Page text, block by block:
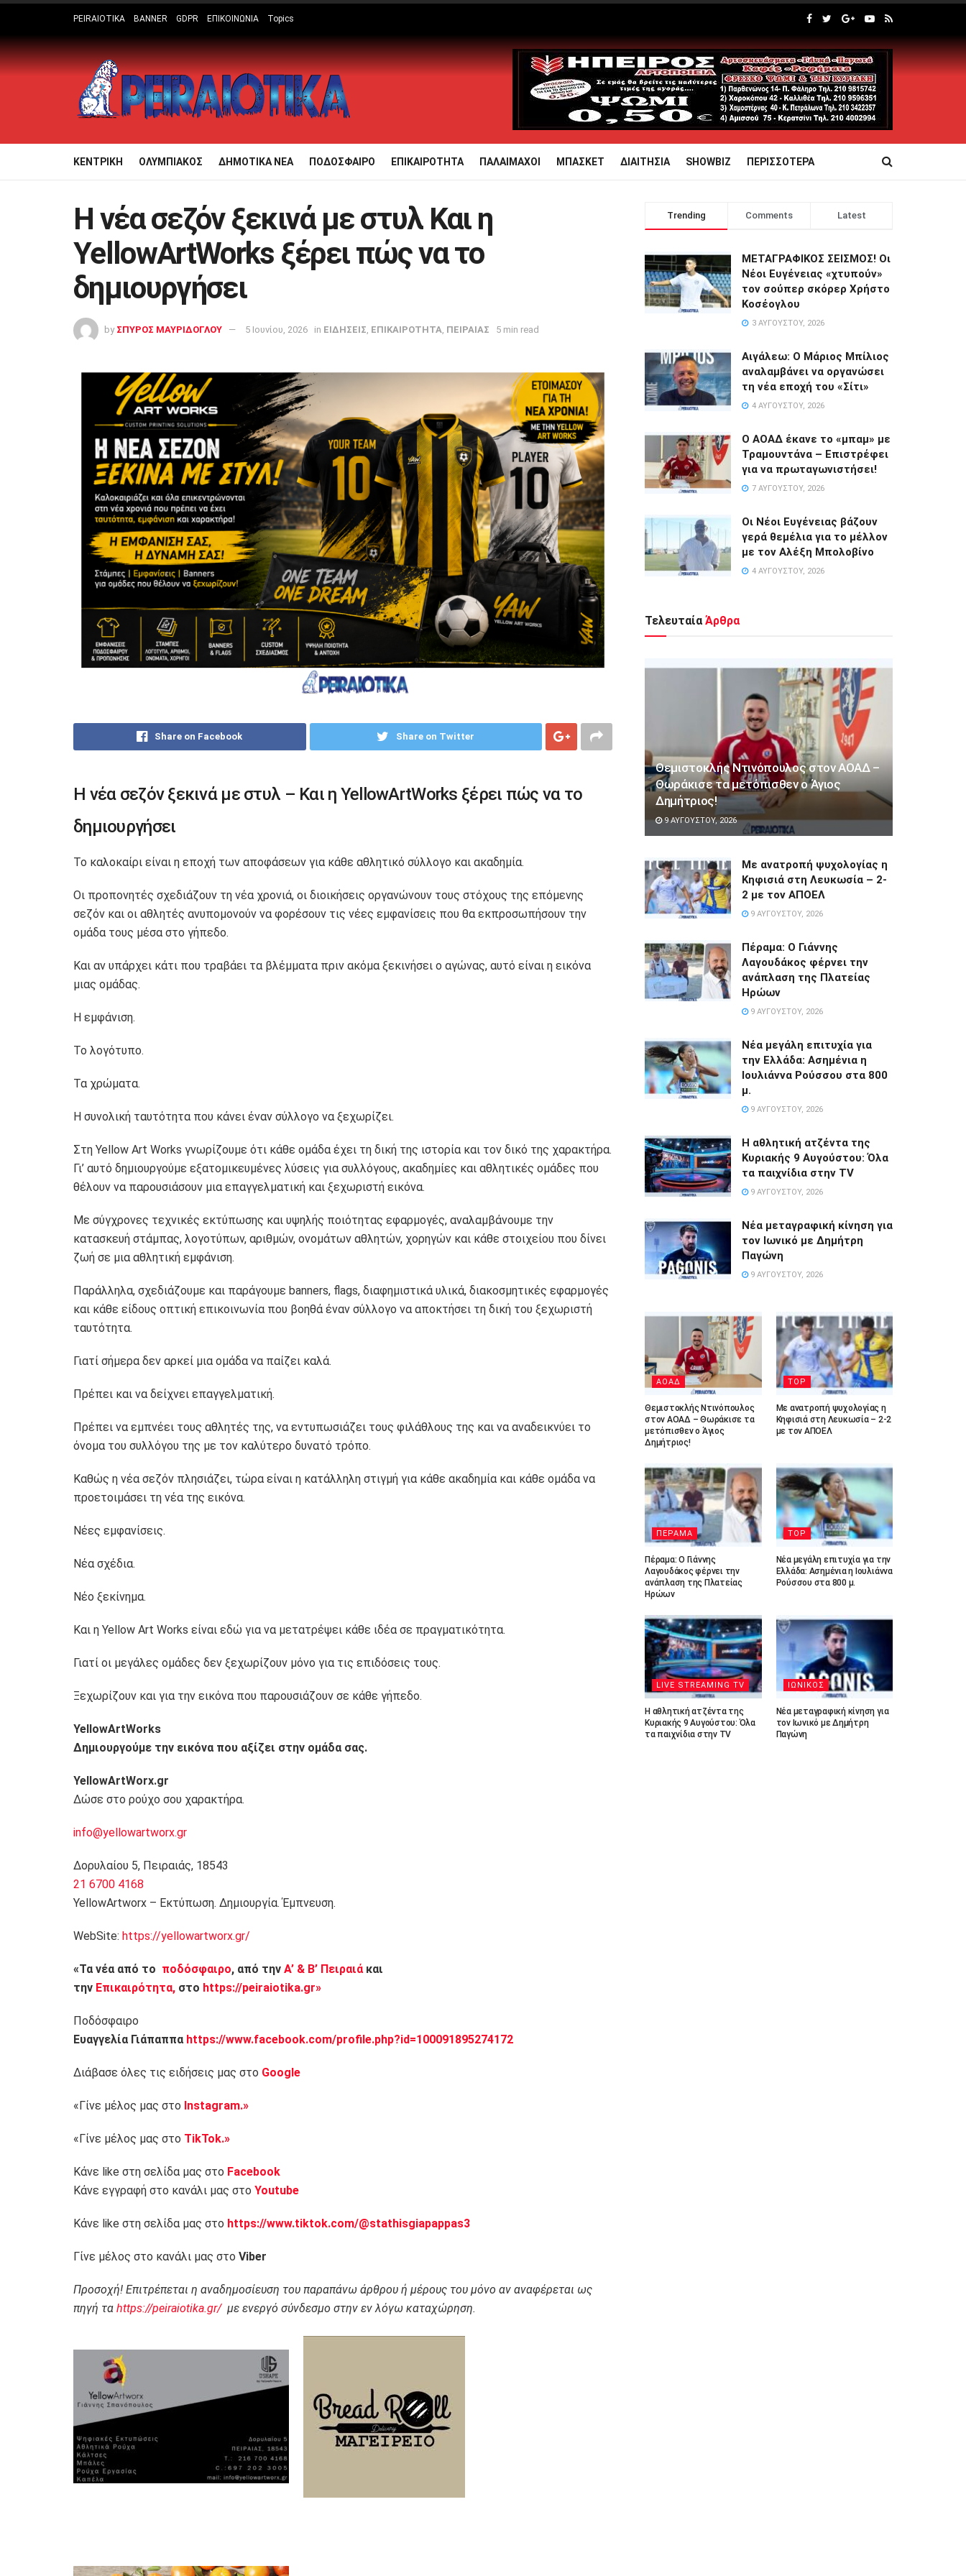
PEIRAIOTIKA BANNER GDPR ΕΠΙΚΟΙΝΩΝΙΑ Topics
ΚΕΝΤΡΙΚΗ ΟΛΥΜΠΙΑΚΟΣ ΔΗΜΟΤΙΚΑ ΝΕΑ ΠΟΔΟΣΦΑΙΡΟ ΕΠΙΚΑΙΡΟΤΗΤΑ ΠΑΛΑΙΜΑΧΟΙ ΜΠΑΣΚΕΤ ΔΙΑΙΤΗΣΙΑ SHOWBIZ ΠΕΡΙΣΣΟΤΕΡΑ
Η νέα σεζόν ξεκινά με στυλ Και η
YellowArtWorks ξέρει πώς να το
δημιουργήσει
by ΣΠΥΡΟΣ ΜΑΥΡΙΔΟΓΛΟΥ 5 Ιουνίου, 2026 in ΕΙΔΗΣΕΙΣ ΕΠΙΚΑΙΡΟΤΗΤΑ ΠΕΙΡΑΙΑΣ 5 min read
Share on Facebook Share on Twitter
Η νέα σεζόν ξεκινά με στυλ – Και η YellowArtWorks ξέρει πώς να το
δημιουργήσει
Το καλοκαίρι είναι η εποχή των αποφάσεων για κάθε αθλητικό σύλλογο και ακαδημία.
Οι προπονητές σχεδιάζουν τη νέα χρονιά, οι διοικήσεις οργανώνουν τους στόχους της επόμενης
σεζόν και οι αθλητές ανυπομονούν να φορέσουν τις νέες εμφανίσεις που θα εκπροσωπήσουν την
ομάδα τους μέσα στο γήπεδο.
Και αν υπάρχει κάτι που τραβάει τα βλέμματα πριν ακόμα ξεκινήσει ο αγώνας, αυτό είναι η εικόνα
μιας ομάδας.
Η εμφάνιση.
Το λογότυπο.
Τα χρώματα.
Η συνολική ταυτότητα που κάνει έναν σύλλογο να ξεχωρίζει.
Στη Yellow Art Works γνωρίζουμε ότι κάθε ομάδα έχει τη δική της ιστορία και τον δικό της χαρακτήρα.
Γι’ αυτό δημιουργούμε εξατομικευμένες λύσεις για συλλόγους, ακαδημίες και αθλητικές ομάδες που
θέλουν να παρουσιάσουν μια επαγγελματική και ξεχωριστή εικόνα.
Με σύγχρονες τεχνικές εκτύπωσης και υψηλής ποιότητας εφαρμογές, αναλαμβάνουμε την
κατασκευή στάμπας, λογοτύπων, αριθμών, ονομάτων αθλητών, χορηγών και κάθε στοιχείου που δίνει
ζωή σε μια αθλητική εμφάνιση.
Παράλληλα, σχεδιάζουμε και παράγουμε banners, flags, διαφημιστικά υλικά, διακοσμητικές εφαρμογές
και κάθε είδους οπτική επικοινωνία που βοηθά έναν σύλλογο να αποκτήσει τη δική του ξεχωριστή
ταυτότητα.
Γιατί σήμερα δεν αρκεί μια ομάδα να παίζει καλά.
Πρέπει και να δείχνει επαγγελματική.
Πρέπει να εμπνέει τους αθλητές της, να εντυπωσιάζει τους φιλάθλους της και να αναδεικνύει το
όνομα του συλλόγου της με τον καλύτερο δυνατό τρόπο.
Καθώς η νέα σεζόν πλησιάζει, τώρα είναι η κατάλληλη στιγμή για κάθε ακαδημία και κάθε ομάδα να
προετοιμάσει τη νέα της εικόνα.
Νέες εμφανίσεις.
Νέα σχέδια.
Νέο ξεκίνημα.
Και η Yellow Art Works είναι εδώ για να μετατρέψει κάθε ιδέα σε πραγματικότητα.
Γιατί οι μεγάλες ομάδες δεν ξεχωρίζουν μόνο για τις επιδόσεις τους.
Ξεχωρίζουν και για την εικόνα που παρουσιάζουν σε κάθε γήπεδο.
YellowArtWorks
Δημιουργούμε την εικόνα που αξίζει στην ομάδα σας.
YellowArtWorx.gr
Δώσε στο ρούχο σου χαρακτήρα.
info@yellowartworx.gr
Δορυλαίου 5, Πειραιάς, 18543
21 6700 4168
YellowArtworx – Εκτύπωση. Δημιουργία. Έμπνευση.
WebSite: https://yellowartworx.gr/
«Τα νέα από το ποδόσφαιρο, από την Α’ & Β’ Πειραιά και
την Επικαιρότητα, στο https://peiraiotika.gr»
Ποδόσφαιρο
Ευαγγελία Γιάπαππα https://www.facebook.com/profile.php?id=100091895274172
Διάβασε όλες τις ειδήσεις μας στο Google
«Γίνε μέλος μας στο Instagram.»
«Γίνε μέλος μας στο TikTok.»
Κάνε like στη σελίδα μας στο Facebook
Κάνε εγγραφή στο κανάλι μας στο Youtube
Κάνε like στη σελίδα μας στο https://www.tiktok.com/@stathisgiapappas3
Γίνε μέλος στο κανάλι μας στο Viber
Προσοχή! Επιτρέπεται η αναδημοσίευση του παραπάνω άρθρου ή μέρους του μόνο αν αναφέρεται ως
πηγή τα https://peiraiotika.gr/με ενεργό σύνδεσμο στην εν λόγω καταχώρηση.
Trending Comments Latest
ΜΕΤΑΓΡΑΦΙΚΟΣ ΣΕΙΣΜΟΣ! Οι
Νέοι Ευγένειας «χτυπούν»
τον σούπερ σκόρερ Χρήστο
Κοσέογλου
3 ΑΥΓΟΎΣΤΟΥ, 2026
Αιγάλεω: Ο Μάριος Μπίλιος
αναλαμβάνει να οργανώσει
τη νέα εποχή του «Σίτι»
4 ΑΥΓΟΎΣΤΟΥ, 2026
Ο ΑΟΑΔ έκανε το «μπαμ» με
Τραμουντάνα – Επιστρέφει
για να πρωταγωνιστήσει!
7 ΑΥΓΟΎΣΤΟΥ, 2026
Οι Νέοι Ευγένειας βάζουν
γερά θεμέλια για το μέλλον
με τον Αλέξη Μπολοβίνο
4 ΑΥΓΟΎΣΤΟΥ, 2026
Τελευταία Άρθρα
Θεμιστοκλής Ντινόπουλος στον ΑΟΑΔ –
Θωράκισε τα μετόπισθεν ο Άγιος
Δημήτριος!
9 ΑΥΓΟΎΣΤΟΥ, 2026
Με ανατροπή ψυχολογίας η
Κηφισιά στη Λευκωσία – 2-
2 με τον ΑΠΟΕΛ
9 ΑΥΓΟΎΣΤΟΥ, 2026
Πέραμα: Ο Γιάννης
Λαγουδάκος φέρνει την
ανάπλαση της Πλατείας
Ηρώων
9 ΑΥΓΟΎΣΤΟΥ, 2026
Νέα μεγάλη επιτυχία για
την Ελλάδα: Ασημένια η
Ιουλιάννα Ρούσσου στα 800
μ.
9 ΑΥΓΟΎΣΤΟΥ, 2026
Η αθλητική ατζέντα της
Κυριακής 9 Αυγούστου: Όλα
τα παιχνίδια στην TV
9 ΑΥΓΟΎΣΤΟΥ, 2026
Νέα μεταγραφική κίνηση για
τον Ιωνικό με Δημήτρη
Παγώνη
9 ΑΥΓΟΎΣΤΟΥ, 2026
ΑΟΑΔ
Θεμιστοκλής Ντινόπουλος
στον ΑΟΑΔ – Θωράκισε τα
μετόπισθεν ο Άγιος
Δημήτριος!
TOP
Με ανατροπή ψυχολογίας η
Κηφισιά στη Λευκωσία – 2-2
με τον ΑΠΟΕΛ
ΠΕΡΑΜΑ
Πέραμα: Ο Γιάννης
Λαγουδάκος φέρνει την
ανάπλαση της Πλατείας
Ηρώων
TOP
Νέα μεγάλη επιτυχία για την
Ελλάδα: Ασημένια η Ιουλιάννα
Ρούσσου στα 800 μ.
LIVE STREAMING TV
Η αθλητική ατζέντα της
Κυριακής 9 Αυγούστου: Όλα
τα παιχνίδια στην TV
ΙΩΝΙΚΟΣ
Νέα μεταγραφική κίνηση για
τον Ιωνικό με Δημήτρη
Παγώνη